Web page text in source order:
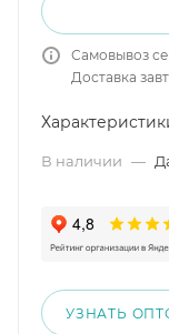
Самовывоз
Доставка
В наличии —
УЗНАТЬ